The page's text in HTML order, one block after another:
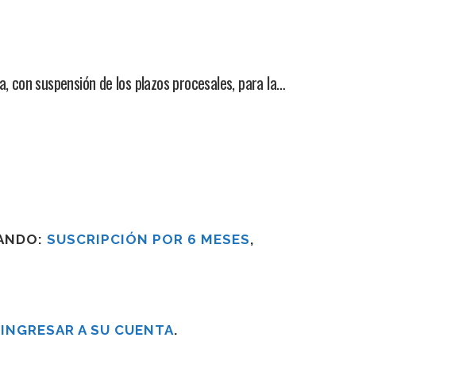
suspensión de los plazos procesales, para la…
SUSCRIPCIÓN POR 6 MESES,
A SU CUENTA.